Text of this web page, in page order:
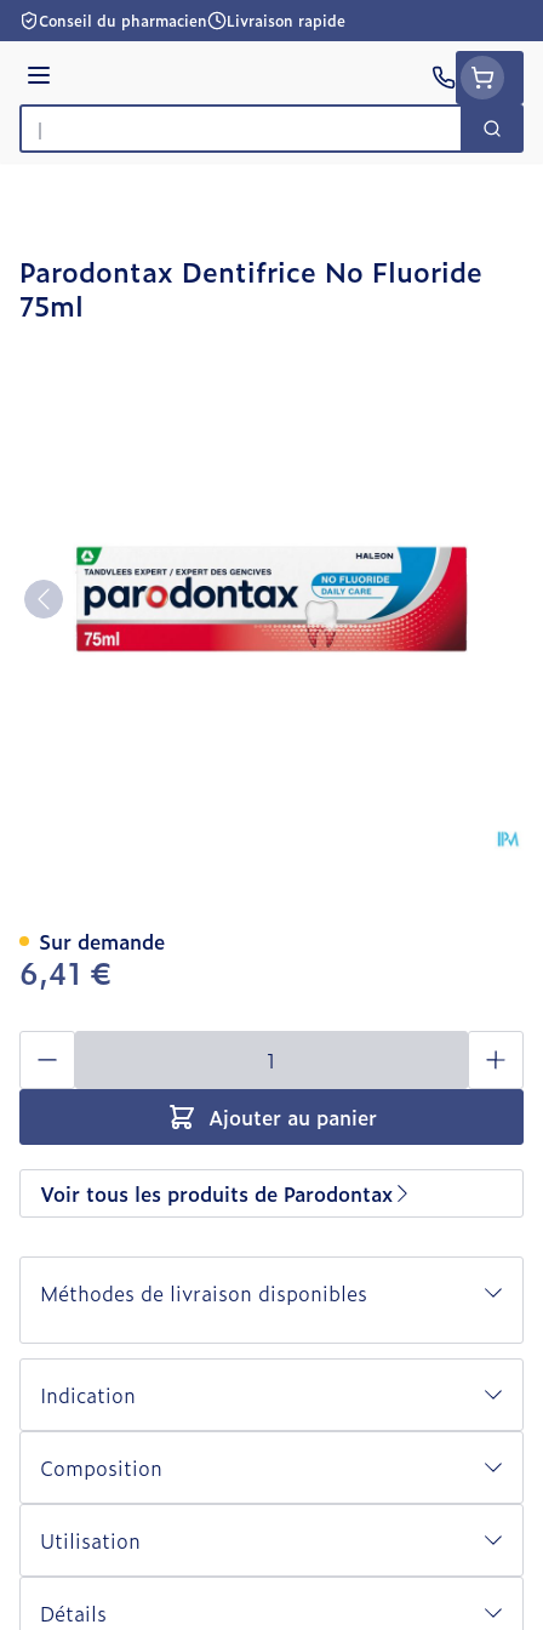
Aller au contenu
Conseil du pharmacien Livraison rapide
Menu
Rechercher
Parodontax Dentifrice No Fluoride
75ml
6,41 €
Quantité
Ajouter au panier
Sur demande
Voir tous les produits de Parodontax
Méthodes de livraison disponibles
Indication
Composition
Utilisation
Détails